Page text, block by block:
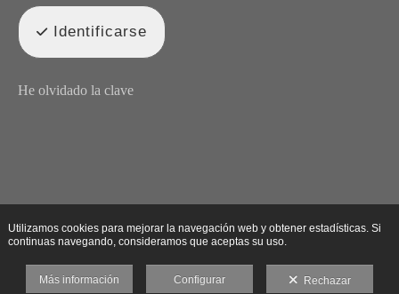
Identificarse
He olvidado la clave
Utilizamos cookies para mejorar la navegación web y obtener estadísticas. Si
continuas navegando, consideramos que aceptas su uso.
Más información Configurar Rechazar